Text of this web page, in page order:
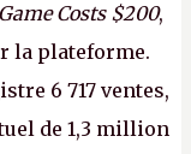
Costs $200,
la plateforme.
6 717 ventes,
de 1,3 million